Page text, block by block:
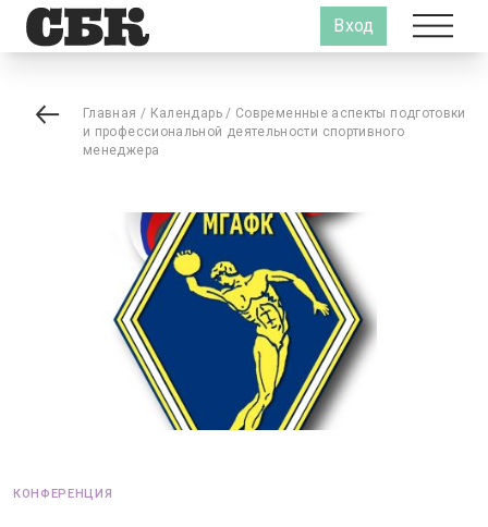
Вход
Главная / Календарь/ Современные аспекты подготовки
и профессиональной деятельности спортивного
менеджера
КОНФЕРЕНЦИЯ